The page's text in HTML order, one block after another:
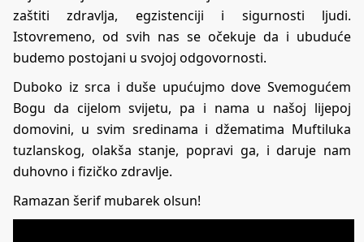
zaštiti zdravlja, egzistenciji i sigurnosti ljudi.
Istovremeno, od svih nas se očekuje da i ubuduće
budemo postojani u svojoj odgovornosti.
Duboko iz srca i duše upućujmo dove Svemogućem
Bogu da cijelom svijetu, pa i nama u našoj lijepoj
domovini, u svim sredinama i džematima Muftiluka
tuzlanskog, olakša stanje, popravi ga, i daruje nam
duhovno i fizičko zdravlje.
Ramazan šerif mubarek olsun!